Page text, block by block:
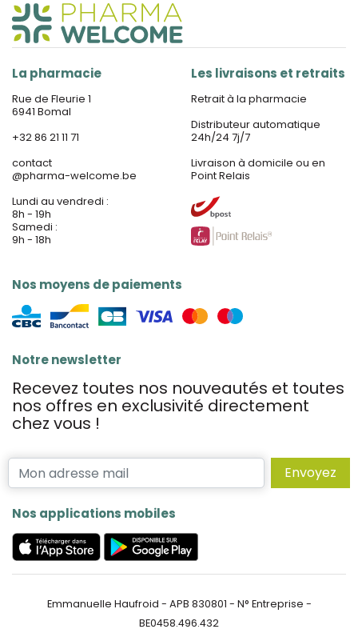
La pharmacie
Rue de Fleurie 1
6941 Bomal
+32 86 21 11 71
contact
@pharma-welcome.be
Lundi au vendredi :
8h - 19h
Samedi :
9h - 18h
Nos moyens de paiements
Les livraisons et retraits
Retrait à la pharmacie
Distributeur automatique
24h/24 7j/7
Livraison à domicile ou en
Point Relais
Notre newsletter
Recevez toutes nos nouveautés et toutes
nos offres en exclusivité directement
chez vous !
Envoyez
Nos applications mobiles
Emmanuelle Haufroid - APB 830801 - N° Entreprise -
BE0458.496.432